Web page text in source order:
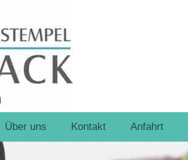
Über uns Kontakt Anfahrt